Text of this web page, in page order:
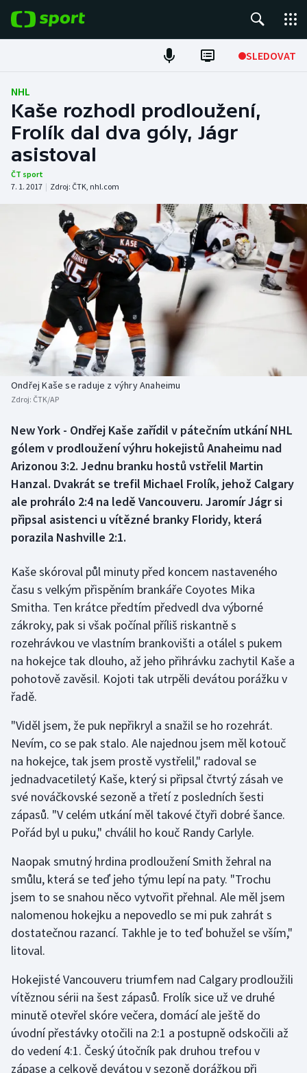
SLEDOVAT
Fotbal
Hokej
Tenis
Atletika
Cyklistika
DALŠÍ SPORTY
Americký fotbal
Baseball a softbal
Basketbal
Biatlon
Box
Curling
Dostihy
Golf
Gymnastika
Házená
Judo
Krasobruslení
Lezení
Moderní pětiboj
Motorsport
Olympijské hry
Parasport
Plavání
Plážový volejbal
NEPŘEHLÉDNĚTE
Soutěže
Historické návraty
Aplikace ČT sport
NHL
Kaše rozhodl prodloužení,
Frolík dal dva góly, Jágr
asistoval
ČT sport
7. 1. 2017 | Zdroj: ČTK, nhl.com
Ondřej Kaše se raduje z výhry Anaheimu
Zdroj: ČTK/AP
New York - Ondřej Kaše zařídil v pátečním utkání NHL
gólem v prodloužení výhru hokejistů Anaheimu nad
Arizonou 3:2. Jednu branku hostů vstřelil Martin
Hanzal. Dvakrát se trefil Michael Frolík, jehož Calgary
ale prohrálo 2:4 na ledě Vancouveru. Jaromír Jágr si
připsal asistenci u vítězné branky Floridy, která
porazila Nashville 2:1.
Kaše skóroval půl minuty před koncem nastaveného
času s velkým přispěním brankáře Coyotes Mika
Smitha. Ten krátce předtím předvedl dva výborné
zákroky, pak si však počínal příliš riskantně s
rozehrávkou ve vlastním brankovišti a otálel s pukem
na hokejce tak dlouho, až jeho přihrávku zachytil Kaše a
pohotově zavěsil. Kojoti tak utrpěli devátou porážku v
řadě.
"Viděl jsem, že puk nepřikryl a snažil se ho rozehrát.
Nevím, co se pak stalo. Ale najednou jsem měl kotouč
na hokejce, tak jsem prostě vystřelil," radoval se
jednadvacetiletý Kaše, který si připsal čtvrtý zásah ve
své nováčkovské sezoně a třetí z posledních šesti
zápasů. "V celém utkání měl takové čtyři dobré šance.
Pořád byl u puku," chválil ho kouč Randy Carlyle.
Naopak smutný hrdina prodloužení Smith žehral na
smůlu, která se teď jeho týmu lepí na paty. "Trochu
jsem to se snahou něco vytvořit přehnal. Ale měl jsem
nalomenou hokejku a nepovedlo se mi puk zahrát s
dostatečnou razancí. Takhle je to teď bohužel se vším,"
litoval.
Hokejisté Vancouveru triumfem nad Calgary prodloužili
vítěznou sérii na šest zápasů. Frolík sice už ve druhé
minutě otevřel skóre večera, domácí ale ještě do
úvodní přestávky otočili na 2:1 a postupně odskočili až
do vedení 4:1. Český útočník pak druhou trefou v
zápase a celkově devátou v sezoně dorážkou při